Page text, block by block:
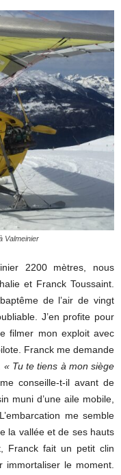
Valmeinier
2200 mètres, nous
et Franck Toussaint.
de l’air de vingt
J’en profite pour
filmer mon exploit avec
Franck me demande
« Tu te tiens à mon siège
me conseille-t-il avant de
muni d’une aile mobile,
me semble
la vallée et de ses hauts
Franck fait un petit clin
le moment.